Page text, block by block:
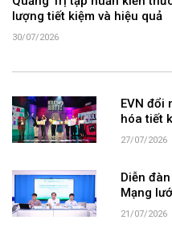
lượng tiết kiệm và hiệu quả
30/07/2026
EVN đổi
hóa tiết
27/07/2026
Diễn
Mạng
21/07/2026